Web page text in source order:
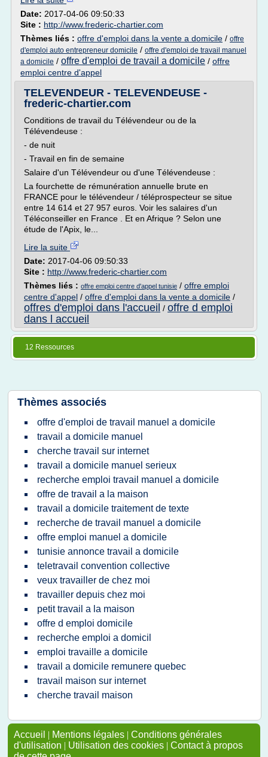
Date: 2017-04-06 09:50:33
Site : http://www.frederic-chartier.com
Thèmes liés : offre d'emploi dans la vente a domicile / offre
d'emploi auto entrepreneur domicile / offre d'emploi de travail manuel
a domicile / offre d'emploi de travail a domicile / offre
emploi centre d'appel
TELEVENDEUR - TELEVENDEUSE -
frederic-chartier.com
Conditions de travail du Télévendeur ou de la
Télévendeuse :
- de nuit
- Travail en fin de semaine
Salaire d'un Télévendeur ou d'une Télévendeuse :
La fourchette de rémunération annuelle brute en
FRANCE pour le télévendeur / téléprospecteur se situe
entre 14 614 et 27 957 euros. Voir les salaires d'un
Téléconseiller en France . Et en Afrique ? Selon une
étude de l'Apix, le...
Lire la suite
Date: 2017-04-06 09:50:33
Site : http://www.frederic-chartier.com
Thèmes liés : offre emploi centre d'appel tunisie / offre emploi
centre d'appel / offre d'emploi dans la vente a domicile /
offres d'emploi dans l'accueil / offre d emploi
dans l accueil
12 Ressources
Thèmes associés
offre d'emploi de travail manuel a domicile
travail a domicile manuel
cherche travail sur internet
travail a domicile manuel serieux
recherche emploi travail manuel a domicile
offre de travail a la maison
travail a domicile traitement de texte
recherche de travail manuel a domicile
offre emploi manuel a domicile
tunisie annonce travail a domicile
teletravail convention collective
veux travailler de chez moi
travailler depuis chez moi
petit travail a la maison
offre d emploi domicile
recherche emploi a domicil
emploi travaille a domicile
travail a domicile remunere quebec
travail maison sur internet
cherche travail maison
Accueil | Mentions légales | Conditions générales
d'utilisation | Utilisation des cookies | Contact à propos